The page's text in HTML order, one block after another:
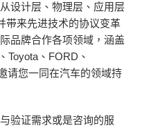
设计层、物理层、应用层
带来先进技术的协议变革
品牌合作各项领域，涵盖
Toyota、FORD、
请您一同在汽车的领域持
验证需求或是咨询的服